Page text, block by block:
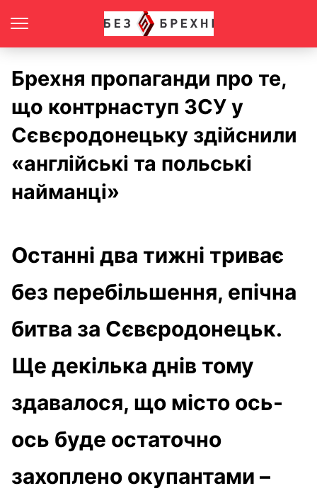
Брехня пропаганди про те,
що контрнаступ ЗСУ у
Сєвєродонецьку здійснили
«англійські та польські
найманці»
Останні два тижні триває
без перебільшення, епічна
битва за Сєвєродонецьк.
Ще декілька днів тому
здавалося, що місто ось-
ось буде остаточно
захоплено окупантами –